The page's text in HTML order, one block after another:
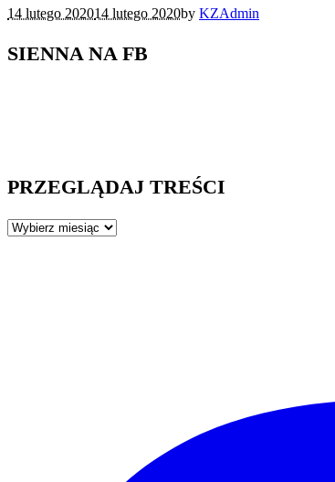
14 lutego 202014 lutego 2020by KZAdmin
SIENNA NA FB
PRZEGLĄDAJ TREŚCI
PRZEGLĄDAJ